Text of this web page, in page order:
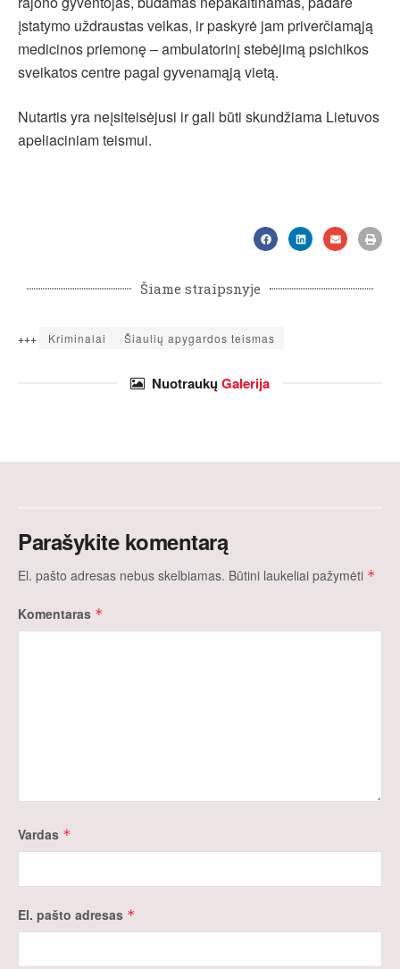
įstatymo uždraustas veikas, ir paskyrė jam priverčiamąją
medicinos priemonę – ambulatorinį stebėjimą psichikos
sveikatos centre pagal gyvenamąją vietą.
Nutartis yra neįsiteisėjusi ir gali būti skundžiama Lietuvos
apeliaciniam teismui.
Šiame straipsnyje
+++ Kriminalai Šiaulių apygardos teismas
NuotraukųGalerija
Parašykite komentarą
El. pašto adresas nebus skelbiamas. Būtini laukeliai pažymėti *
Komentaras *
Vardas *
El. pašto adresas *